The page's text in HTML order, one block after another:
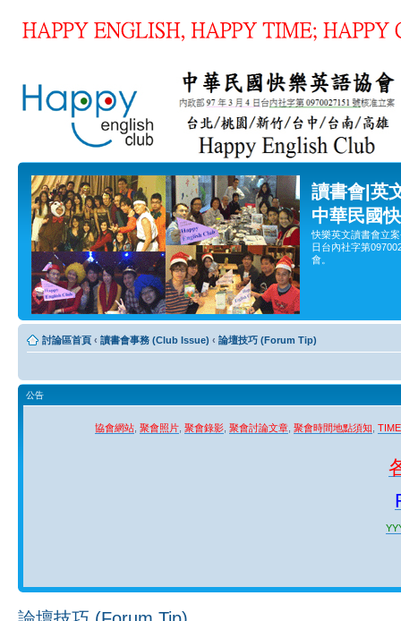
讀書會|英
中華民國
快樂英文讀書會立
日台內社字第
會。
討論區首頁 ‹ 讀書會事務 (Club Issue) ‹ 論壇技巧 (Forum Tip)
公告
協會網站 聚會照片 聚會錄影 聚會討論文章 聚會時間地點須知